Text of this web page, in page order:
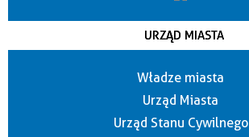
URZĄD MIASTA
Władze miasta
Urząd Miasta
Urząd Stanu Cywilnego